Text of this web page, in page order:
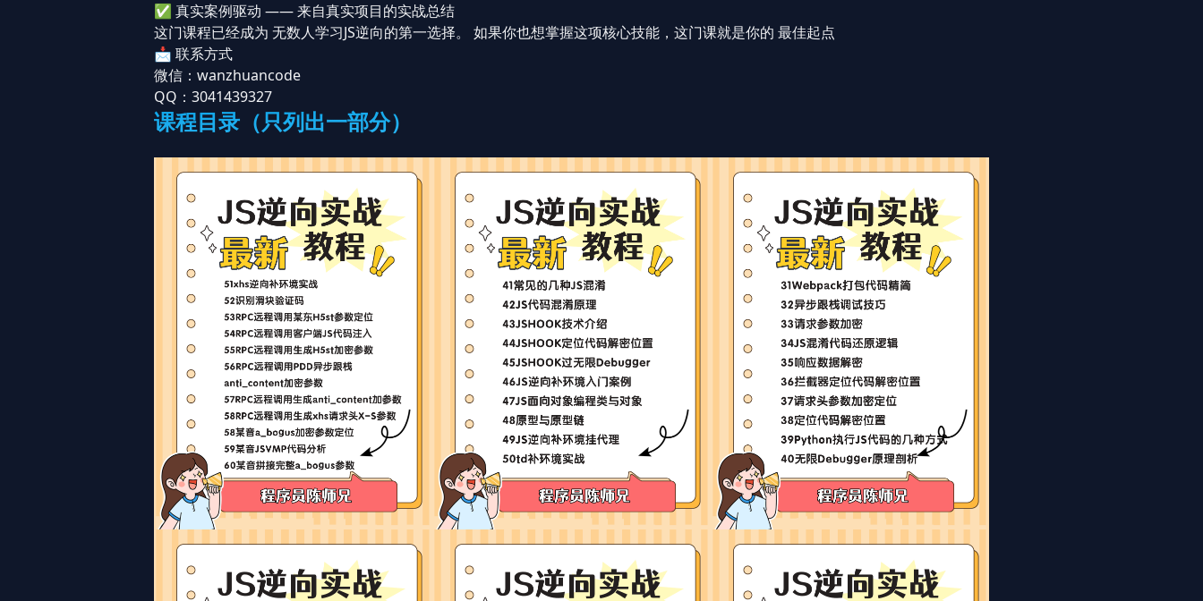
✅ 真实案例驱动 —— 来自真实项目的实战总结
这门课程已经成为 无数人学习JS逆向的第一选择。 如果你也想掌握这项核心技能，这门课就是你的 最佳起点
📩 联系方式
微信：wanzhuancode
QQ：3041439327
课程目录（只列出一部分）